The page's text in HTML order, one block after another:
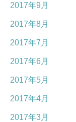
2017年9月
2017年8月
2017年7月
2017年6月
2017年5月
2017年4月
2017年3月